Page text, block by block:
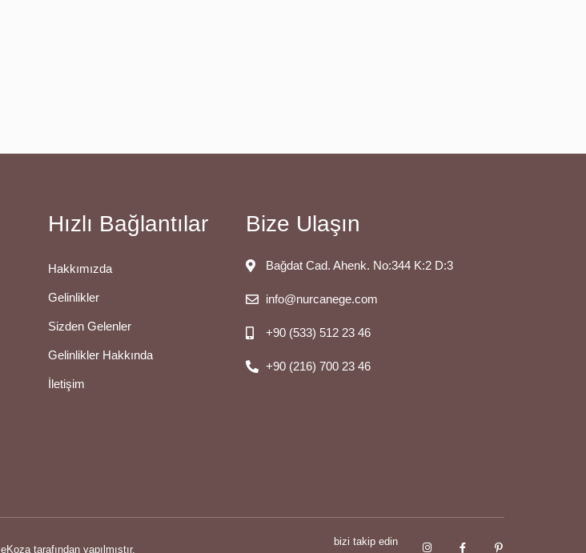
Hızlı Bağlantılar
Hakkımızda
Gelinlikler
Sizden Gelenler
Gelinlikler Hakkında
İletişim
Bize Ulaşın
Bağdat Cad. Ahenk. No:344 K:2 D:3
info@nurcanege.com
+90 (533) 512 23 46
+90 (216) 700 23 46
eKoza tarafından yapılmıştır.
bizi takip edin